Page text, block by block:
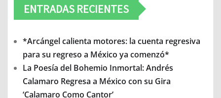
ENTRADAS RECIENTES
*Arcángel calienta motores: la cuenta regresiva
para su regreso a México ya comenzó*
La Poesía del Bohemio Inmortal: Andrés
Calamaro Regresa a México con su Gira
‘Calamaro Como Cantor’